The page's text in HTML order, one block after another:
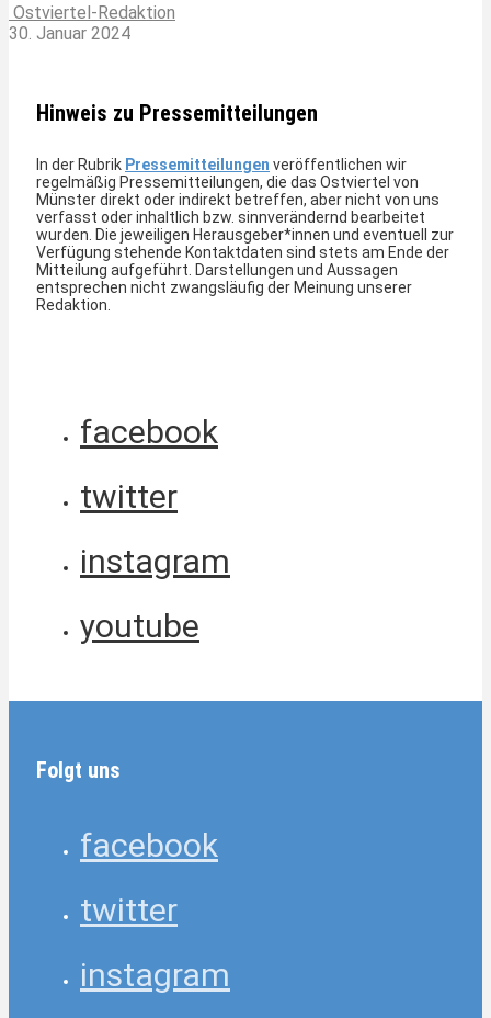
Ostviertel-Redaktion
30. Januar 2024
Hinweis zu Pressemitteilungen
In der Rubrik Pressemitteilungen veröffentlichen wir
regelmäßig Pressemitteilungen, die das Ostviertel von
Münster direkt oder indirekt betreffen, aber nicht von uns
verfasst oder inhaltlich bzw. sinnverändernd bearbeitet
wurden. Die jeweiligen Herausgeber*innen und eventuell zur
Verfügung stehende Kontaktdaten sind stets am Ende der
Mitteilung aufgeführt. Darstellungen und Aussagen
entsprechen nicht zwangsläufig der Meinung unserer
Redaktion.
facebook
twitter
instagram
youtube
Folgt uns
facebook
twitter
instagram